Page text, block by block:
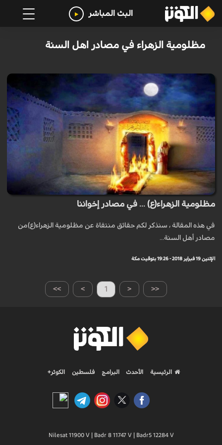
البث المباشر
مظلومية الزهراء في مصادر اهل السنة
مظلومية الزهراء(ع) ... في مصادر إخواننا
في هذه المقالة ، سنذكر لكم حقائق منتقاة عن مظلومية الزهراء(ع)من
مصادر أهل السنة...
الإثنين 19 فبراير 2018 - 19:26 بتوقيت مكة
>> > 1 < <<
الرئيسية الأحدث البرامج فلسطين الكوثر+
Nilesat 11900 V | Badr 8 11747 V | Badr5 12284 V